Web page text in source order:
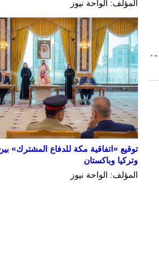
-٠
المؤلف: الواحة نيوز
توقيع «اتفاقية مكة للدفاع المشترك»
وتركيا وباكستان
المؤلف: الواحة نيوز